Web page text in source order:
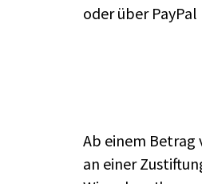
oder über PayPal
Ab einem Betrag
an einer